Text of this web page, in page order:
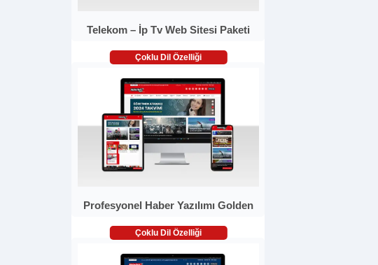
Telekom – İp Tv Web Sitesi Paketi
Çoklu Dil Özelliği
Profesyonel Haber Yazılımı Golden
Çoklu Dil Özelliği